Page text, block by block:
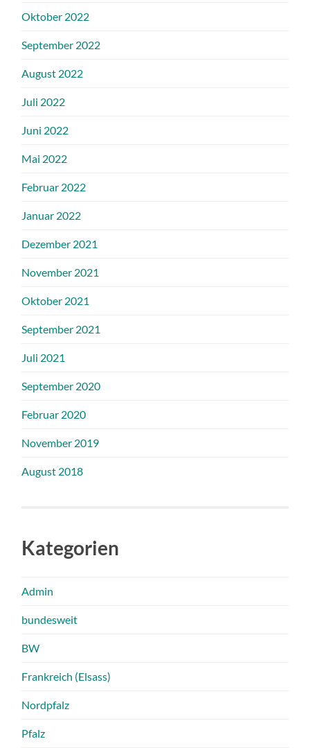
Oktober 2022
September 2022
August 2022
Juli 2022
Juni 2022
Mai 2022
Februar 2022
Januar 2022
Dezember 2021
November 2021
Oktober 2021
September 2021
Juli 2021
September 2020
Februar 2020
November 2019
August 2018
Kategorien
Admin
bundesweit
BW
Frankreich (Elsass)
Nordpfalz
Pfalz